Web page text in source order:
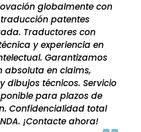
globalmente con
patentes
Traductores con
y experiencia en
Garantizamos
absoluta en claims,
dibujos técnicos. Servicio
para plazos de
Confidencialidad total
¡Contacte ahora!